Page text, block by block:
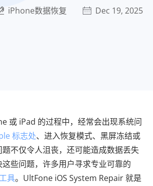
iPhone数据恢复 Dec 19, 2025
或 iPad 的过程中，经常会出现系统问
标志处、进入恢复模式、黑屏冻结或
不仅令人沮丧，还可能造成数据丢失
些问题，许多用户寻求专业可靠的
具。UltFone iOS System Repair 就是